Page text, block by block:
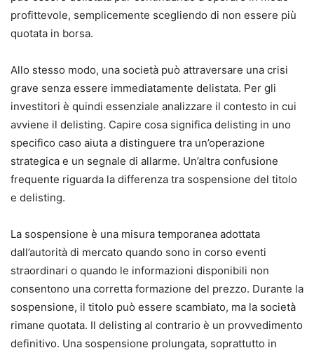
profittevole, semplicemente scegliendo di non essere più
quotata in borsa.
Allo stesso modo, una società può attraversare una crisi
grave senza essere immediatamente delistata. Per gli
investitori è quindi essenziale analizzare il contesto in cui
avviene il delisting. Capire cosa significa delisting in uno
specifico caso aiuta a distinguere tra un’operazione
strategica e un segnale di allarme. Un’altra confusione
frequente riguarda la differenza tra sospensione del titolo
e delisting.
La sospensione è una misura temporanea adottata
dall’autorità di mercato quando sono in corso eventi
straordinari o quando le informazioni disponibili non
consentono una corretta formazione del prezzo. Durante la
sospensione, il titolo può essere scambiato, ma la società
rimane quotata. Il delisting al contrario è un provvedimento
definitivo. Una sospensione prolungata, soprattutto in